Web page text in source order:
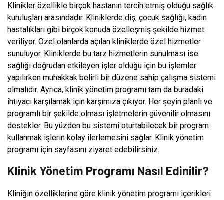
Klinikler özellikle birçok hastanın tercih etmiş olduğu sağlık
kuruluşları arasındadır. Kliniklerde diş, çocuk sağlığı, kadın
hastalıkları gibi birçok konuda özelleşmiş şekilde hizmet
veriliyor. Özel olanlarda açılan kliniklerde özel hizmetler
sunuluyor. Kliniklerde bu tarz hizmetlerin sunulması ise
sağlığı doğrudan etkileyen işler olduğu için bu işlemler
yapılırken muhakkak belirli bir düzene sahip çalışma sistemi
olmalıdır. Ayrıca, klinik yönetim programı tam da buradaki
ihtiyacı karşılamak için karşımıza çıkıyor. Her şeyin planlı ve
programlı bir şekilde olması işletmelerin güvenilir olmasını
destekler. Bu yüzden bu sistemi oturtabilecek bir program
kullanmak işlerin kolay ilerlemesini sağlar. Klinik yönetim
programı için sayfasını ziyaret edebilirsiniz.
Klinik Yönetim Programı Nasıl Edinilir?
Kliniğin özelliklerine göre klinik yönetim programı içerikleri